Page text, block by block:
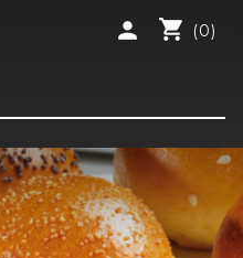
shopping_cart (0)
person